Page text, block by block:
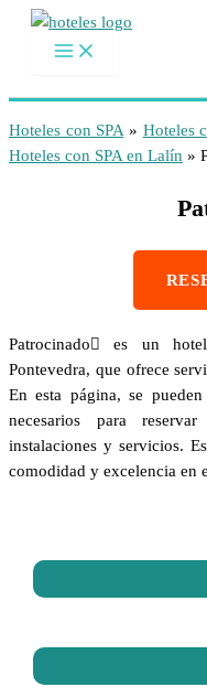
Hoteles con SPA » Hoteles
Hoteles con SPA en Lalín »
Patrocinado es un
Pontevedra, que ofrece
En esta página, se
necesarios para
instalaciones y servicios.
comodidad y excelencia en